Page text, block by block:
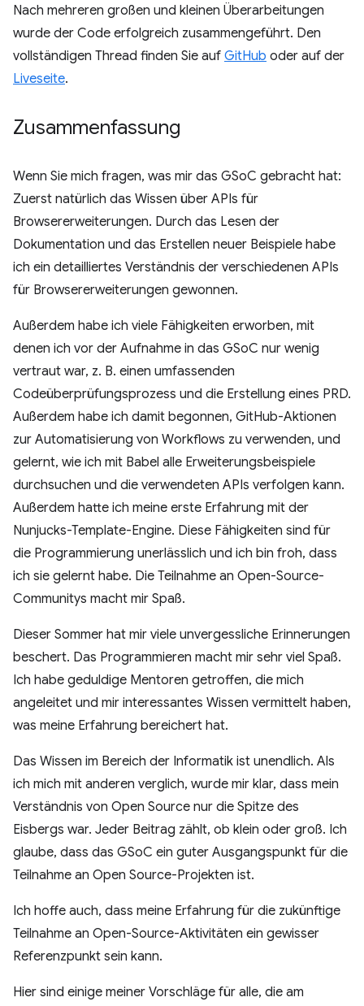
Nach mehreren großen und kleinen Überarbeitungen
wurde der Code erfolgreich zusammengeführt. Den
vollständigen Thread finden Sie auf GitHub oder auf der
Liveseite.
Zusammenfassung
Wenn Sie mich fragen, was mir das GSoC gebracht hat:
Zuerst natürlich das Wissen über APIs für
Browsererweiterungen. Durch das Lesen der
Dokumentation und das Erstellen neuer Beispiele habe
ich ein detailliertes Verständnis der verschiedenen APIs
für Browsererweiterungen gewonnen.
Außerdem habe ich viele Fähigkeiten erworben, mit
denen ich vor der Aufnahme in das GSoC nur wenig
vertraut war, z. B. einen umfassenden
Codeüberprüfungsprozess und die Erstellung eines PRD.
Außerdem habe ich damit begonnen, GitHub-Aktionen
zur Automatisierung von Workflows zu verwenden, und
gelernt, wie ich mit Babel alle Erweiterungsbeispiele
durchsuchen und die verwendeten APIs verfolgen kann.
Außerdem hatte ich meine erste Erfahrung mit der
Nunjucks-Template-Engine. Diese Fähigkeiten sind für
die Programmierung unerlässlich und ich bin froh, dass
ich sie gelernt habe. Die Teilnahme an Open-Source-
Communitys macht mir Spaß.
Dieser Sommer hat mir viele unvergessliche Erinnerungen
beschert. Das Programmieren macht mir sehr viel Spaß.
Ich habe geduldige Mentoren getroffen, die mich
angeleitet und mir interessantes Wissen vermittelt haben,
was meine Erfahrung bereichert hat.
Das Wissen im Bereich der Informatik ist unendlich. Als
ich mich mit anderen verglich, wurde mir klar, dass mein
Verständnis von Open Source nur die Spitze des
Eisbergs war. Jeder Beitrag zählt, ob klein oder groß. Ich
glaube, dass das GSoC ein guter Ausgangspunkt für die
Teilnahme an Open Source-Projekten ist.
Ich hoffe auch, dass meine Erfahrung für die zukünftige
Teilnahme an Open-Source-Aktivitäten ein gewisser
Referenzpunkt sein kann.
Hier sind einige meiner Vorschläge für alle, die am